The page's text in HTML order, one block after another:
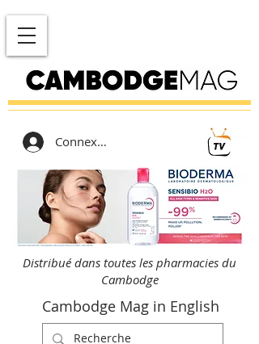
Connexion
Distribué dans toutes les pharmacies du
Cambodge
Cambodge Mag in English